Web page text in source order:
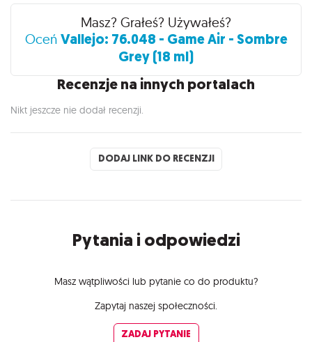
Recenzje
Masz? Grałeś? Używałeś?
Oceń Vallejo: 76.048 - Game Air - Sombre
Grey (18 ml)
Recenzje na innych portalach
Nikt jeszcze nie dodał recenzji.
DODAJ LINK DO RECENZJI
Pytania i odpowiedzi
Masz wątpliwości lub pytanie co do produktu?
Zapytaj naszej społeczności.
ZADAJ PYTANIE